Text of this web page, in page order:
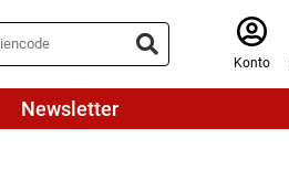
Konto
Newsletter